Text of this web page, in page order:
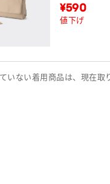
¥590
値下げ
いない着用商品は、現在取